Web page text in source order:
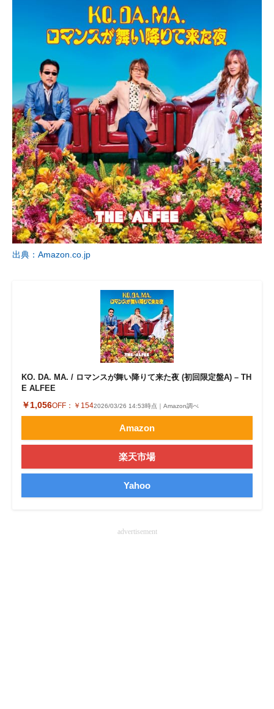
出典：Amazon.co.jp
KO. DA. MA. / ロマンスが舞い降りて来た夜 (初回限定盤A) – TH
E ALFEE
￥1,056OFF： ￥1542026/03/26 14:53時点｜Amazon調べ
Amazon
楽天市場
Yahoo
advertisement